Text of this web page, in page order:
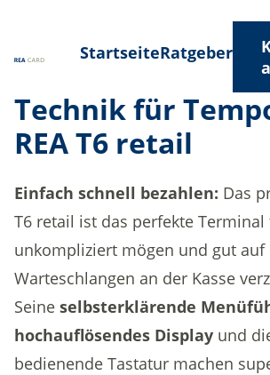
StartseiteRatgeber
Technik für
REA T6 retail
Einfach schnell bezahlen: Das
T6 retail ist das perfekte Terminal
unkompliziert mögen und gut auf
Warteschlangen an der Kasse
Seine selbsterklärende
hochauflösendes Display und
bedienende Tastatur machen